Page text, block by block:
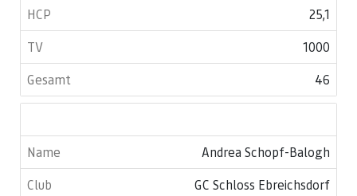
25,1
1000
46
Andrea Schopf-Balogh
GC Schloss Ebreichsdorf